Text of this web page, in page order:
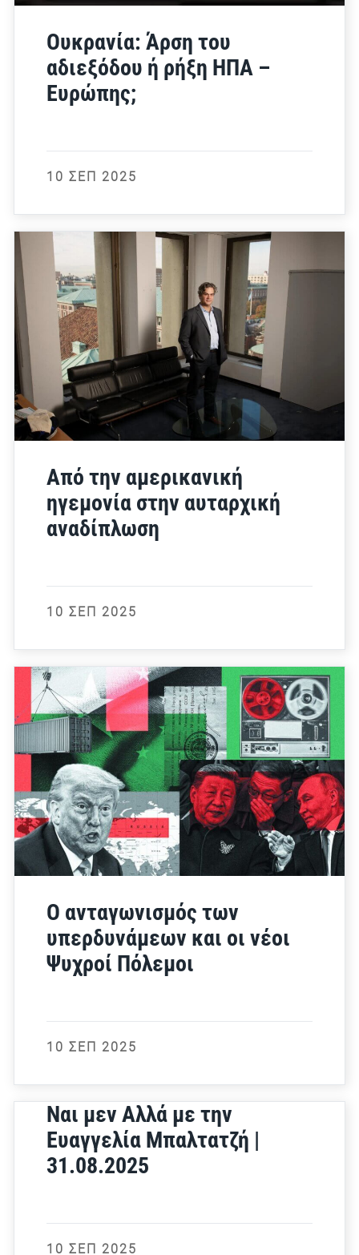
Ουκρανία: Άρση του
αδιεξόδου ή ρήξη ΗΠΑ –
Ευρώπης;
10 ΣΕΠ 2025
Από την αμερικανική
ηγεμονία στην αυταρχική
αναδίπλωση
10 ΣΕΠ 2025
Ο ανταγωνισμός των
υπερδυνάμεων και οι νέοι
Ψυχροί Πόλεμοι
10 ΣΕΠ 2025
Ναι μεν Αλλά με την
Ευαγγελία Μπαλτατζή |
31.08.2025
10 ΣΕΠ 2025